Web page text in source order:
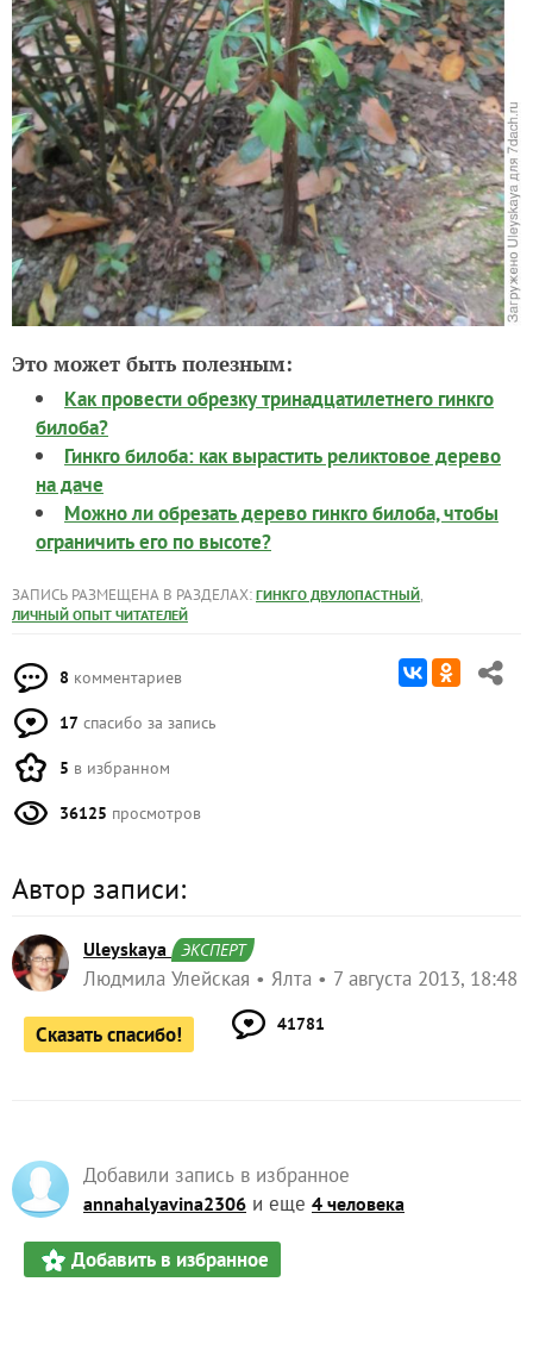
Это может быть полезным:
Как провести обрезку тринадцатилетнего гинкго
билоба?
Гинкго билоба: как вырастить реликтовое дерево
на даче
Можно ли обрезать дерево гинкго билоба, чтобы
ограничить его по высоте?
ЗАПИСЬ РАЗМЕЩЕНА В РАЗДЕЛАХ: ГИНКГО ДВУЛОПАСТНЫЙ,
ЛИЧНЫЙ ОПЫТ ЧИТАТЕЛЕЙ
8 комментариев
17 спасибо за запись
5 в избранном
36125 просмотров
Автор записи:
Uleyskaya ЭКСПЕРТ
Людмила Улейская Ялта 7 августа 2013, 18:48
Сказать спасибо! 41781
Добавили запись в избранное
annahalyavina2306 и еще 4 человека
Добавить в избранное